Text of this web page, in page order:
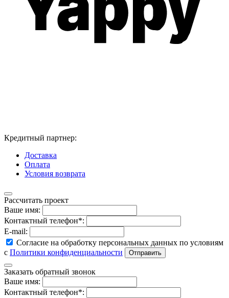
Кредитный партнер:
Доставка
Оплата
Условия возврата
Рассчитать проект
Ваше имя:
Контактный телефон*:
E-mail:
Согласие на обработку персональных данных по условиям
с Политики конфиденциальности
Заказать обратный звонок
Ваше имя:
Контактный телефон*: